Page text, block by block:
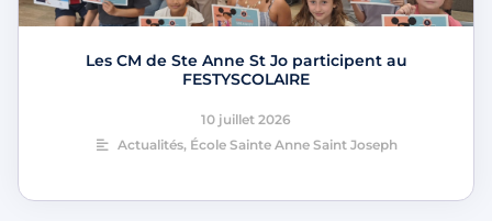
Les CM de Ste Anne St Jo participent au
FESTYSCOLAIRE
10 juillet 2026
Actualités, École Sainte Anne Saint Joseph